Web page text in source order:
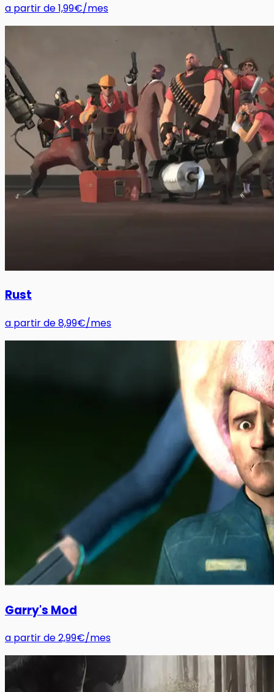
a partir de1,99€/mes
Rust
a partir de8,99€/mes
Garry's Mod
a partir de2,99€/mes